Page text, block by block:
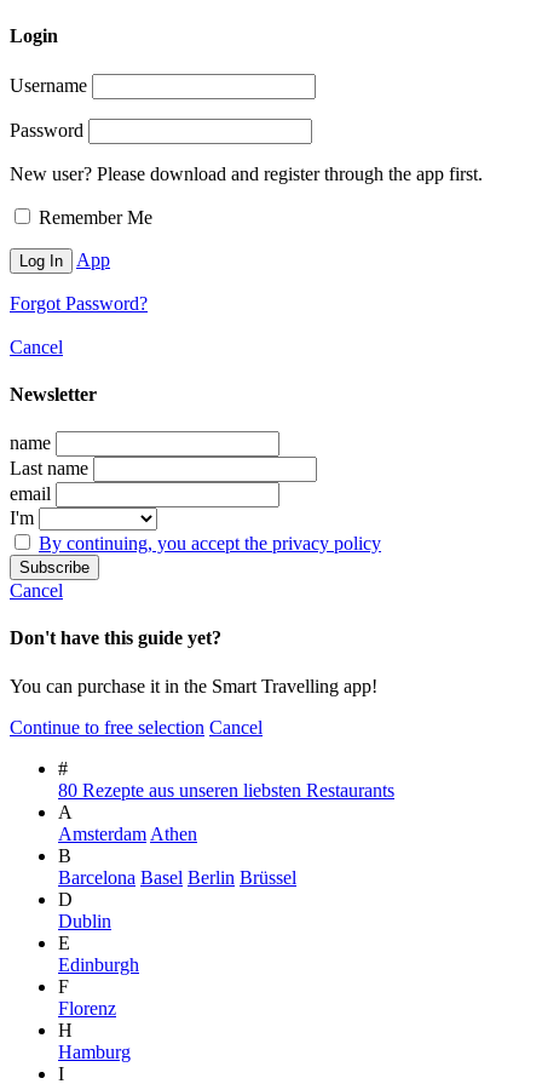
Login
Username
Password
New user? Please download and register through the app first.
Remember Me
App
Forgot Password?
Cancel
Newsletter
name
Last name
email
I'm
By continuing, you accept the privacy policy
Cancel
Don't have this guide yet?
You can purchase it in the Smart Travelling app!
Continue to free selection Cancel
#
80 Rezepte aus unseren liebsten Restaurants
A
Amsterdam Athen
B
Barcelona Basel Berlin Brüssel
D
Dublin
E
Edinburgh
F
Florenz
H
Hamburg
I